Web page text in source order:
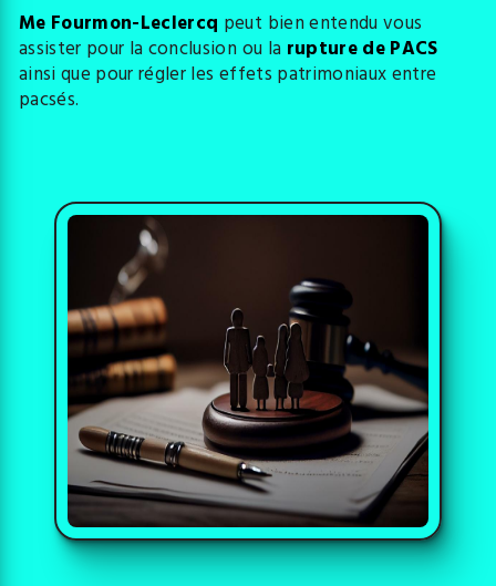
Me Fourmon-Leclercq peut bien entendu vous
assister pour la conclusion ou la rupture de PACS
ainsi que pour régler les effets patrimoniaux entre
pacsés.